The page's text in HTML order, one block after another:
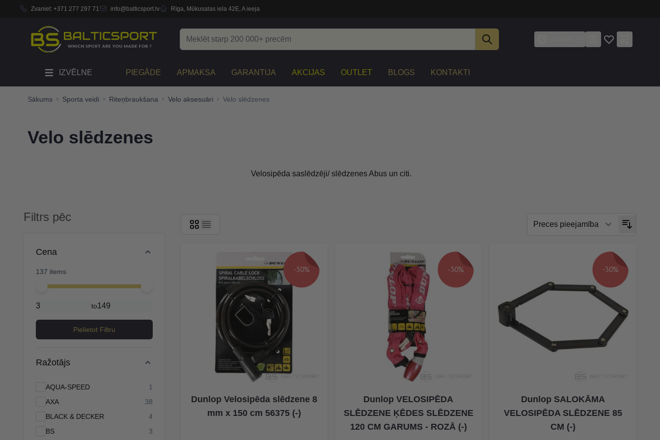
Zvaniet: +371 277 297 71 info@balticsport.lv Rīga, Mūkusalas iela 42E, A ieeja
IZVĒLNE PIEGĀDE APMAKSA GARANTIJA AKCIJAS OUTLET BLOGS KONTAKTI
Sākums Sporta veidi Riteņbraukšana Velo aksesuāri Velo slēdzenes
Velo slēdzenes
Velosipēda saslēdzēji/ slēdzenes Abus un citi.
Filtrs pēc
Cena
137 items
Minimal price
Maximum price
to
Pielietot Filtru
Ražotājs
AQUA-SPEED 1
AXA
38 products available
BLACK & DECKER
4 products available
BS
3
-30%
Dunlop Velosipēda slēdzene 8
mm x 150 cm 56375 (-)
-30%
Dunlop VELOSIPĒDA
SLĒDZENE ĶĒDES SLĒDZENE
120 CM GARUMS - ROZĀ (-)
-30%
Dunlop SALOKĀMA
VELOSIPĒDA SLĒDZENE 85
CM (-)